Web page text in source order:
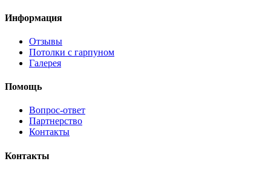
Информация
Отзывы
Потолки с гарпуном
Галерея
Помощь
Вопрос-ответ
Партнерство
Контакты
Контакты